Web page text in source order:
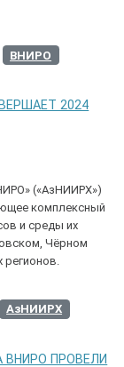
ВНИРО
2024
(«АзНИИРХ»)
комплексный
и среды их
Чёрном
АзНИИРХ
ПРОВЕЛИ